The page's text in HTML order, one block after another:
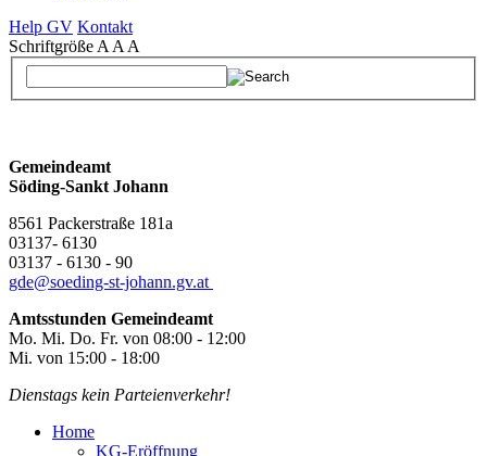
Help GV Kontakt
Schriftgröße A A A
Gemeindeamt
Söding-Sankt Johann
8561 Packerstraße 181a
03137- 6130
03137 - 6130 - 90
gde@soeding-st-johann.gv.at
Amtsstunden Gemeindeamt
Mo. Mi. Do. Fr. von 08:00 - 12:00
Mi. von 15:00 - 18:00
Dienstags kein Parteienverkehr!
Home
KG-Eröffnung